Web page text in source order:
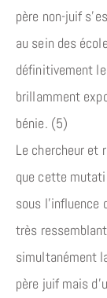
père non-juif
au sein des
définitivement
brillamment
bénie. (5)
Le chercheur et
que cette
sous
très
simultanément
père juif mais